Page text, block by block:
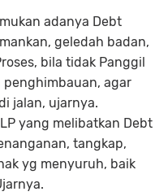
adanya Debt
geledah badan,
bila tidak Panggil
penghimbauan, agar
jalan, ujarnya.
yang melibatkan Debt
tangkap,
yg menyuruh, baik